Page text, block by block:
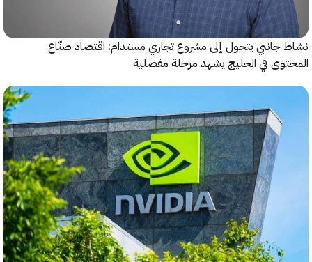
جانبي يتحول إلى مشروع تجاري مستدام: اقتصاد صنّاع
في الخليج يشهد مرحلة مفصلية